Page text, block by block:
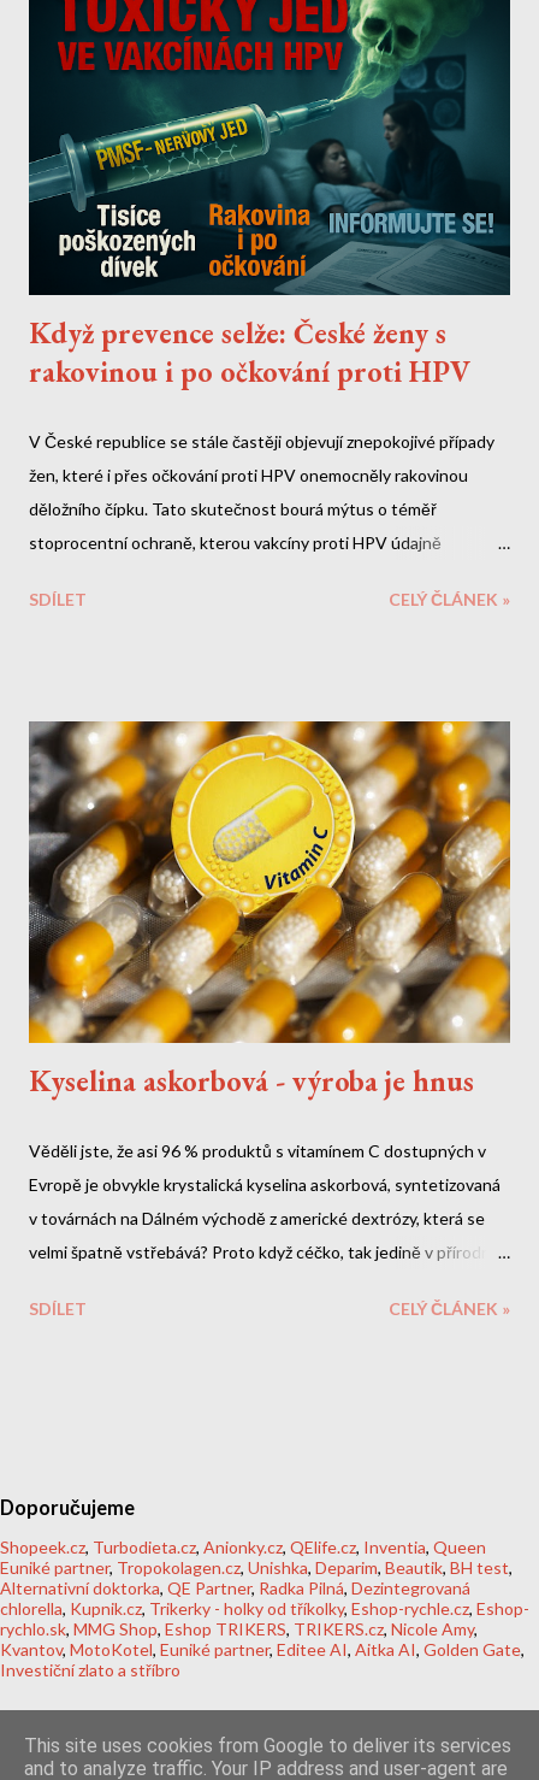
Když prevence selže: České ženy s
rakovinou i po očkování proti HPV
V České republice se stále častěji objevují znepokojivé případy
žen, které i přes očkování proti HPV onemocněly rakovinou
děložního čípku. Tato skutečnost bourá mýtus o téměř
stoprocentní ochraně, kterou vakcíny proti HPV údajně
objeveny toxické látky, které výrobci zatajili. Toxický koktejl ve
látku známou také jako toluen. Tato chemikálie: Je klasifikována
jako nervové činidlo Byla používána v biologické válce Může
způsobit nevratné poškození nervového systému Není uvedena
v příbalovém letáku Jak se toxin...
SDÍLET CELÝ ČLÁNEK »
Kyselina askorbová - výroba je hnus
Věděli jste, že asi 96 % produktů s vitamínem C dostupných v
Evropě je obvykle krystalická kyselina askorbová, syntetizovaná
v továrnách na Dálném východě z americké dextrózy, která se
velmi špatně vstřebává? Proto když céčko, tak jedině v přírodní
SDÍLET
CELÝ ČLÁNEK »
Doporučujeme
Shopeek.cz, Turbodieta.cz, Anionky.cz, QElife.cz, Inventia, Queen
Euniké partner, Tropokolagen.cz, Unishka, Deparim, Beautik, BH test,
Alternativní doktorka, QE Partner, Radka Pilná, Dezintegrovaná
chlorella, Kupnik.cz, Trikerky - holky od tříkolky, Eshop-rychle.cz, Eshop-
rychlo.sk, MMG Shop, Eshop TRIKERS, TRIKERS.cz, Nicole Amy,
Kvantov, MotoKotel, Euniké partner, Editee AI, Aitka AI, Golden Gate,
Investiční zlato a stříbro
This site uses cookies from Google to deliver its services
and to analyze traffic. Your IP address and user-agent are